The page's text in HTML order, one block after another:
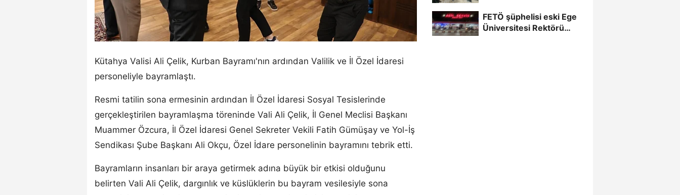
Kütahya Valisi Ali Çelik, Kurban Bayramı'nın ardından Valilik ve İl Özel İdaresi
personeliyle bayramlaştı.
Resmi tatilin sona ermesinin ardından İl Özel İdaresi Sosyal Tesislerinde
gerçekleştirilen bayramlaşma töreninde Vali Ali Çelik, İl Genel Meclisi Başkanı
Muammer Özcura, İl Özel İdaresi Genel Sekreter Vekili Fatih Gümüşay ve Yol-İş
Sendikası Şube Başkanı Ali Okçu, Özel İdare personelinin bayramını tebrik etti.
Bayramların insanları bir araya getirmek adına büyük bir etkisi olduğunu
belirten Vali Ali Çelik, dargınlık ve küslüklerin bu bayram vesilesiyle sona
FETÖ şüphelisi eski Ege
Üniversitesi Rektörü